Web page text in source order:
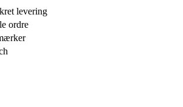
levering
ordre